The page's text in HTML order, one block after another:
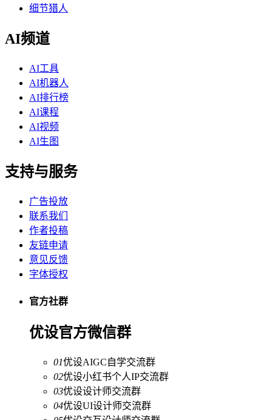
细节猎人
AI频道
AI工具
AI机器人
AI排行榜
AI课程
AI视频
AI生图
支持与服务
广告投放
联系我们
作者投稿
友链申请
意见反馈
字体授权
官方社群
优设官方微信群
01优设AIGC自学交流群
02优设小红书个人IP交流群
03优设设计师交流群
04优设UI设计师交流群